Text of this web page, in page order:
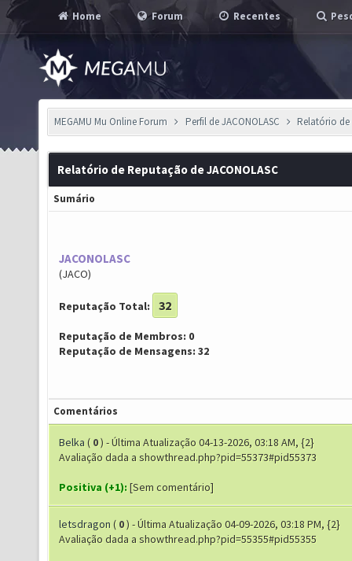
Home Forum Recentes
MEGAMU Mu Online Forum Perfil de JACONOLASC Relatório
Relatório de Reputação de JACONOLASC
Sumário
JACONOLASC
(JACO)
Reputação Total: 32
Reputação de Membros: 0
Reputação de Mensagens: 32
Comentários
Belka ( 0) - Última Atualização 04-13-2026, 03:18 AM, {2}
Avaliação dada a showthread.php?pid=55373#pid55373
Positiva (+1): [Sem comentário]
letsdragon ( 0) - Última Atualização 04-09-2026, 03:18 PM, {2}
Avaliação dada a showthread.php?pid=55355#pid55355